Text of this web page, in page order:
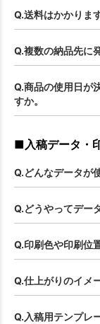
Q.送料はかかりま
Q.複数の納品先に
Q.商品の使用日が
すか。
■入稿データ・
Q.どんなデータが
Q.どうやってデー
Q.印刷色や印刷位
Q.仕上がりのイメ
Q.入稿用テンプレ